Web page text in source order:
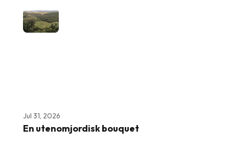
Jul 31, 2026
En utenomjordisk bouquet